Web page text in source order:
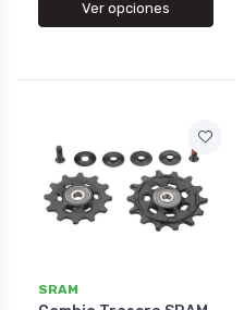
Ver opciones
SRAM